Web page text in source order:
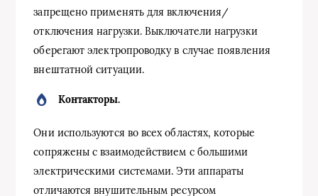
запрещено применять для включения/
отключения нагрузки. Выключатели нагрузки
оберегают электропроводку в случае появления
внештатной ситуации.
Контакторы.
Они используются во всех областях, которые
сопряжены с взаимодействием с большими
электрическими системами. Эти аппараты
отличаются внушительным ресурсом